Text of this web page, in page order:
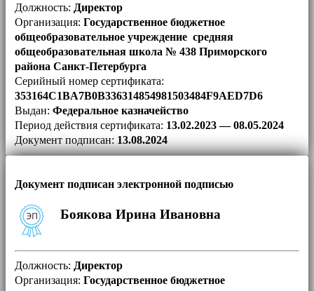
Должность: Директор
Организация: Государственное бюджетное
общеобразовательное учреждение средняя
общеобразовательная школа № 438 Приморского
района Санкт-Петербурга
Серийный номер сертификата:
353164C1BA7B0B336314854981503484F9AED7D6
Выдан: Федеральное казначейство
Период действия сертификата: 13.02.2023 — 08.05.2024
Документ подписан: 13.08.2024
Документ подписан электронной подписью
Боякова Ирина Ивановна
Должность: Директор
Организация: Государственное бюджетное